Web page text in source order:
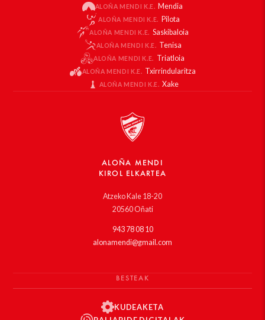
ALOÑA MENDI K.E. Mendia
ALOÑA MENDI K.E. Pilota
ALOÑA MENDI K.E. Saskibaloia
ALOÑA MENDI K.E. Tenisa
ALOÑA MENDI K.E. Triatloia
ALOÑA MENDI K.E. Txirrindularitza
ALOÑA MENDI K.E. Xake
ALOÑA MENDI
KIROL ELKARTEA
Atzeko Kale 18-20
20560 Oñati
943 78 08 10
alonamendi@gmail.com
BESTEAK
KUDEAKETA